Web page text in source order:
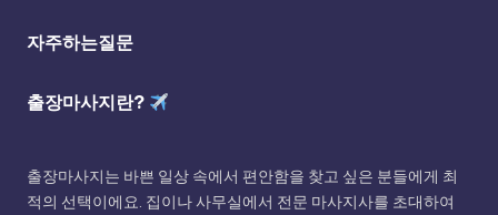
자주하는질문
출장마사지란?
출장마사지는 바쁜 일상 속에서 편안함을 찾고 싶은 분들에게 최
적의 선택이에요. 집이나 사무실에서 전문 마사지사를 초대하여